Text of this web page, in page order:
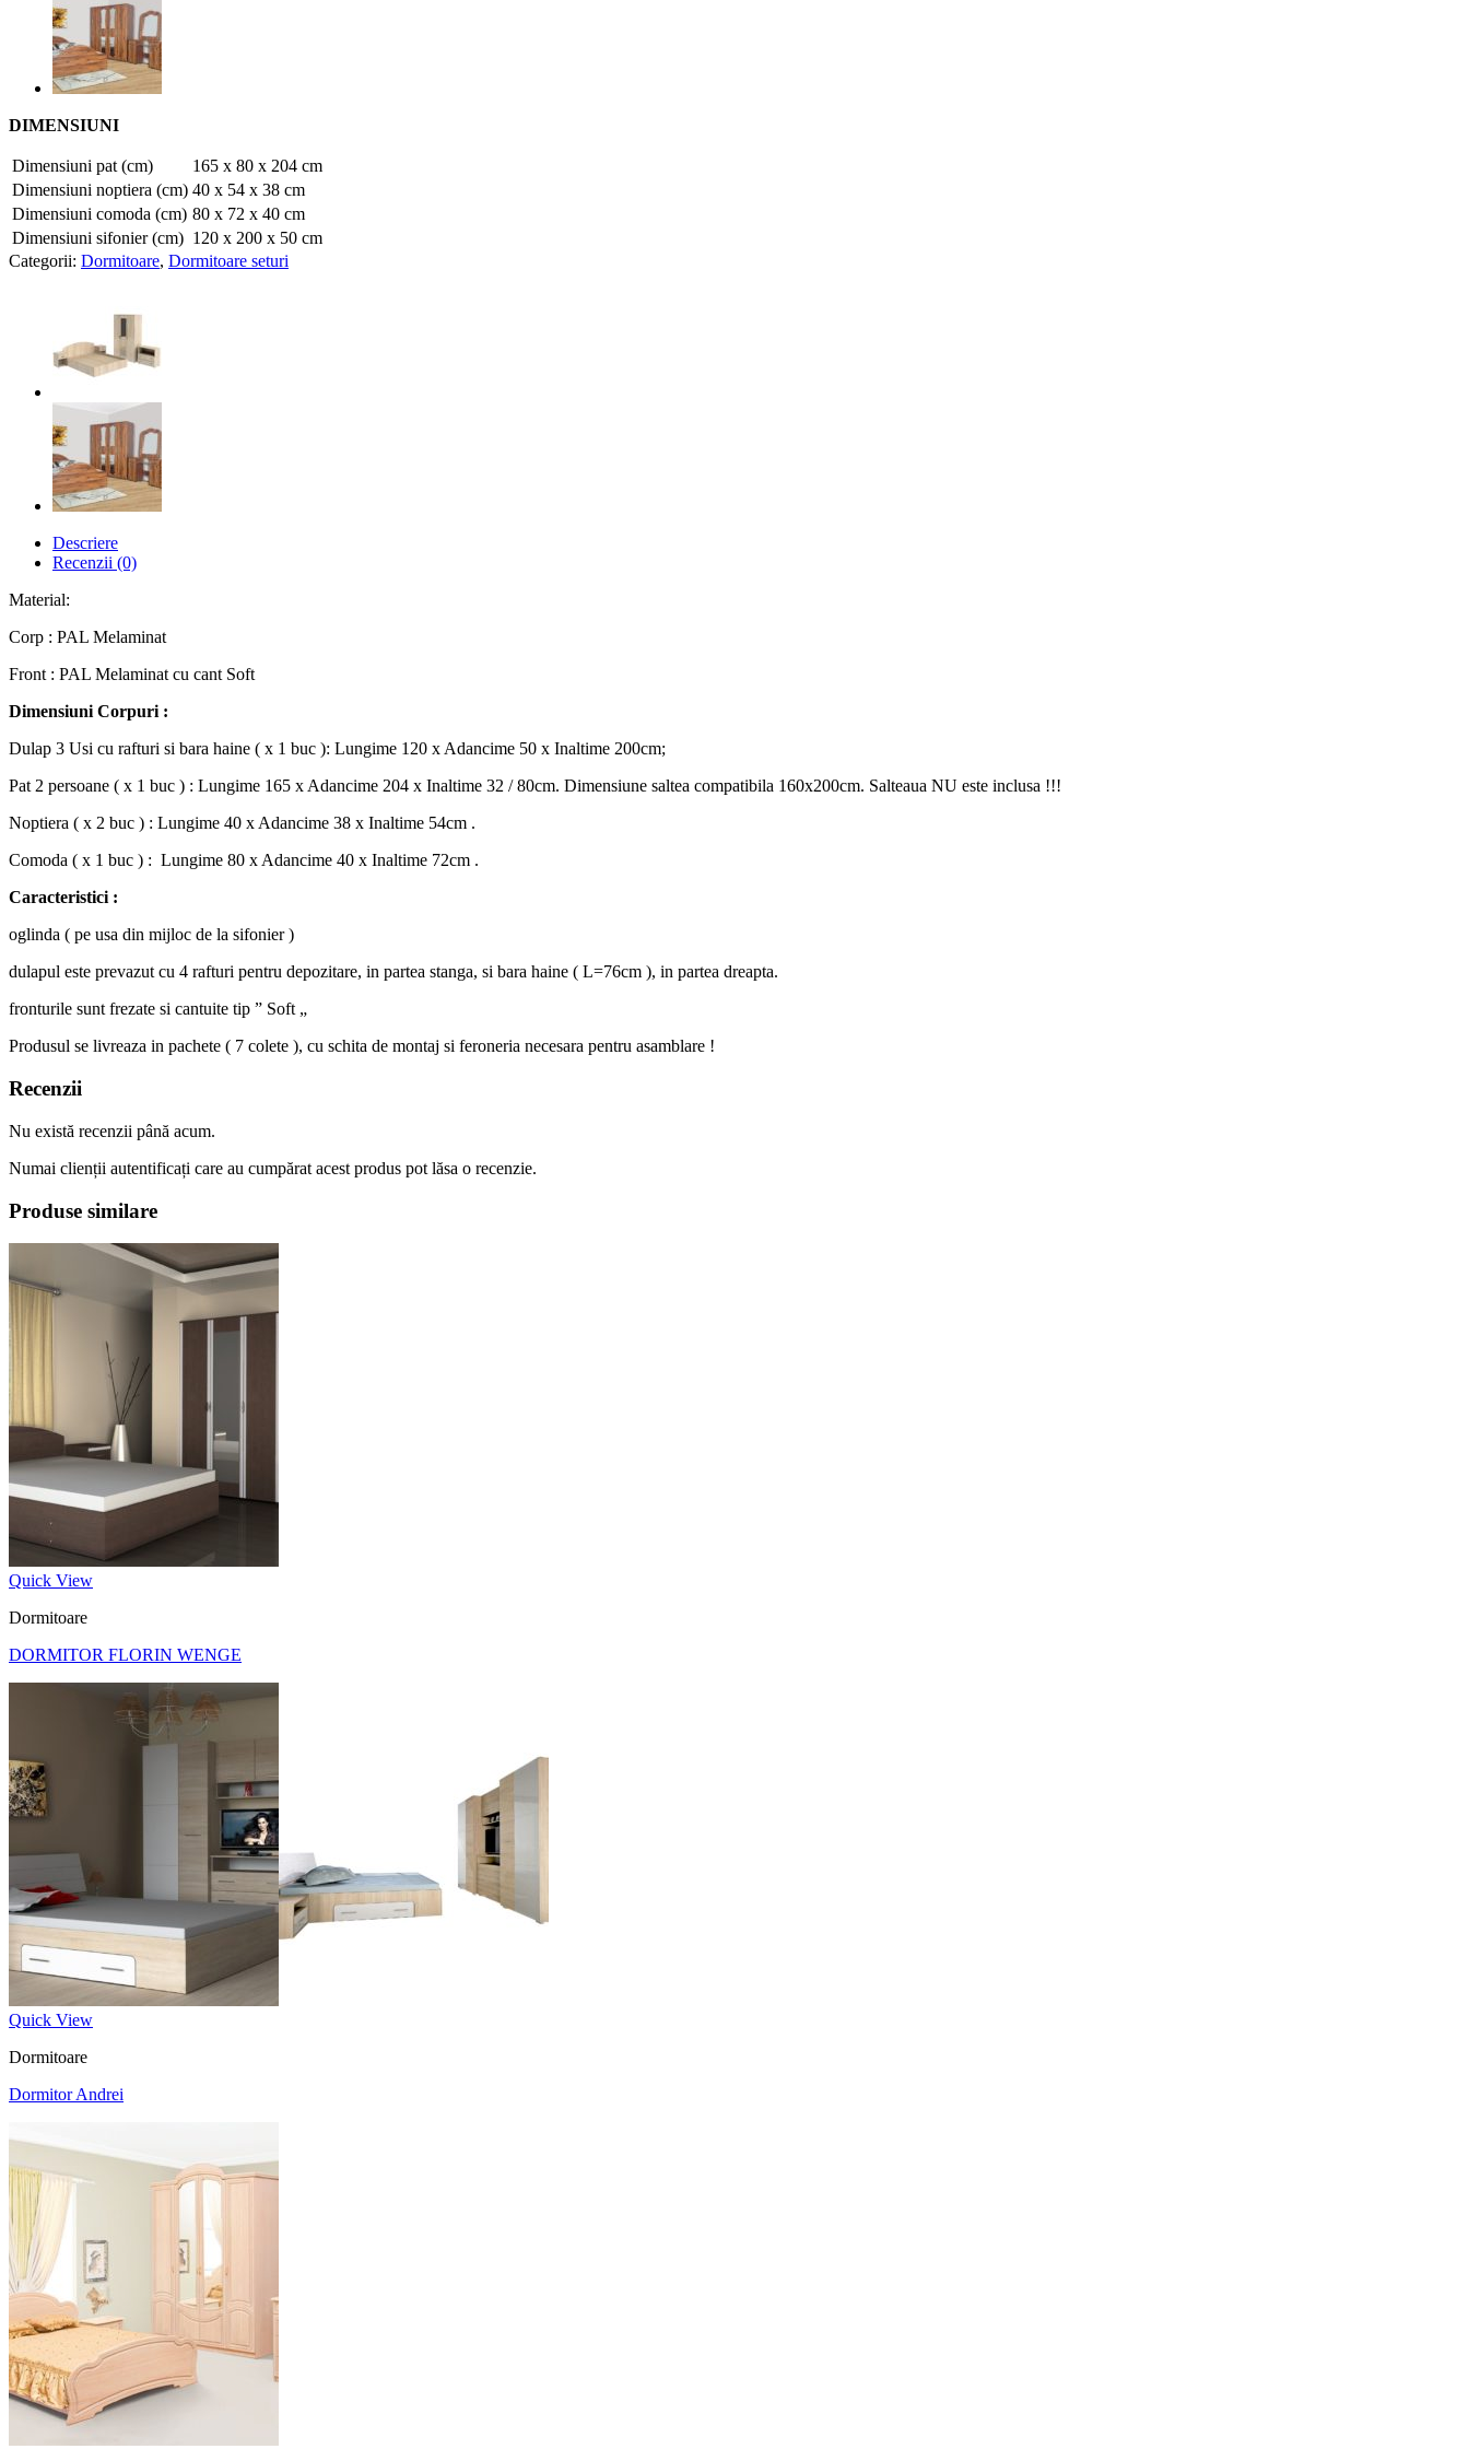
DIMENSIUNI
Dimensiuni pat (cm)
165 x 80 x 204 cm
Dimensiuni noptiera (cm) 40 x 54 x 38 cm
Dimensiuni comoda (cm) 80 x 72 x 40 cm
Dimensiuni sifonier (cm) 120 x 200 x 50 cm
Categorii: Dormitoare, Dormitoare seturi
Descriere
Recenzii (0)
Material:
Corp : PAL Melaminat
Front : PAL Melaminat cu cant Soft
Dimensiuni Corpuri :
Dulap 3 Usi cu rafturi si bara haine ( x 1 buc ): Lungime 120 x Adancime 50 x Inaltime 200cm;
Pat 2 persoane ( x 1 buc ) : Lungime 165 x Adancime 204 x Inaltime 32 / 80cm. Dimensiune saltea compatibila 160x200cm. Salteaua NU este inclusa !!!
Noptiera ( x 2 buc ) : Lungime 40 x Adancime 38 x Inaltime 54cm .
Comoda ( x 1 buc ) : Lungime 80 x Adancime 40 x Inaltime 72cm .
Caracteristici :
oglinda ( pe usa din mijloc de la sifonier )
dulapul este prevazut cu 4 rafturi pentru depozitare, in partea stanga, si bara haine ( L=76cm ), in partea dreapta.
fronturile sunt frezate si cantuite tip ” Soft „
Produsul se livreaza in pachete ( 7 colete ), cu schita de montaj si feroneria necesara pentru asamblare !
Recenzii
Nu există recenzii până acum.
Numai clienții autentificați care au cumpărat acest produs pot lăsa o recenzie.
Produse similare
Quick View
Dormitoare
DORMITOR FLORIN WENGE
Quick View
Dormitoare
Dormitor Andrei